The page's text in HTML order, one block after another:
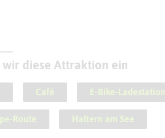
wir diese Attraktion ein
Café E-Bike-Ladestation
Route Haltern am See